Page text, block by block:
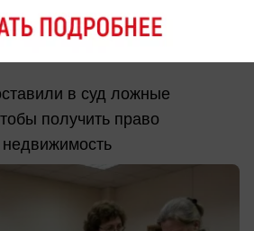
двух женщин
подделку документов
в суд ложные
получить право
недвижимость